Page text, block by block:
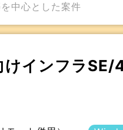
中心とした案件
けインフラ